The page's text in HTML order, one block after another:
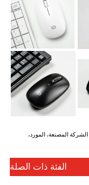
المصنعة، المورد،
الفئة ذات الصلة